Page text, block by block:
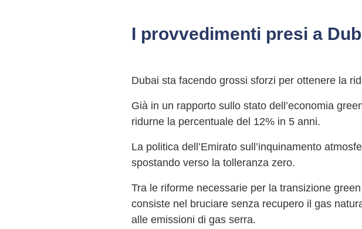
I provvedimenti presi a
Dubai sta facendo grossi sforzi per ottenere la
Già in un rapporto sullo stato dell’economia
ridurne la percentuale del 12% in 5 anni.
La politica dell’Emirato sull’inquinamento
spostando verso la tolleranza zero.
Tra le riforme necessarie per la transizione
consiste nel bruciare senza recupero il gas
alle emissioni di gas serra.